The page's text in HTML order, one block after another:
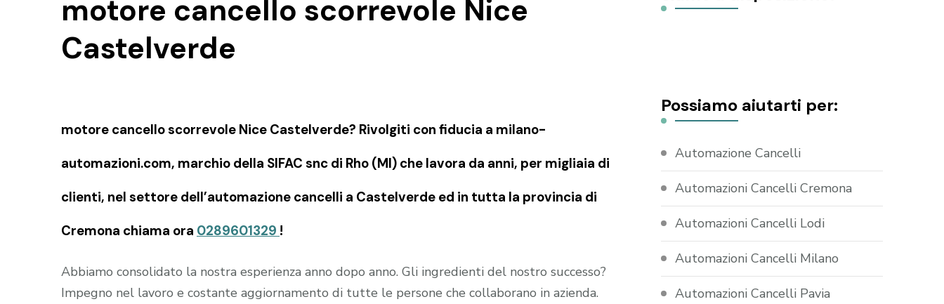
motore cancello scorrevole Nice
Castelverde
motore cancello scorrevole Nice Castelverde? Rivolgiti con fiducia a milano-
automazioni.com, marchio della SIFAC snc di Rho (MI) che lavora da anni, per migliaia di
clienti, nel settore dell’automazione cancelli a Castelverde ed in tutta la provincia di
Cremona chiama ora 0289601329 !
Abbiamo consolidato la nostra esperienza anno dopo anno. Gli ingredienti del nostro successo?
Impegno nel lavoro e costante aggiornamento di tutte le persone che collaborano in azienda.
Possiamo aiutarti per:
Automazione Cancelli
Automazioni Cancelli Cremona
Automazioni Cancelli Lodi
Automazioni Cancelli Milano
Automazioni Cancelli Pavia